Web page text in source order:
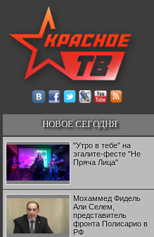
НОВОЕ СЕГОДНЯ
"Утро в тебе" на
эгалите-фесте "Не
Пряча Лица"
Мохаммед Фидель
Али Селем,
представитель
фронта Полисарио в
РФ